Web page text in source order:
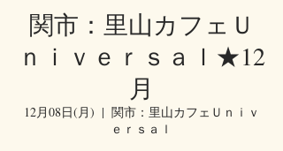
関市：里山カフェＵ
ｎｉｖｅｒｓａｌ★12
月
12月08日(月)
  |
関市：里山カフェＵｎｉｖ
ｅｒｓａｌ